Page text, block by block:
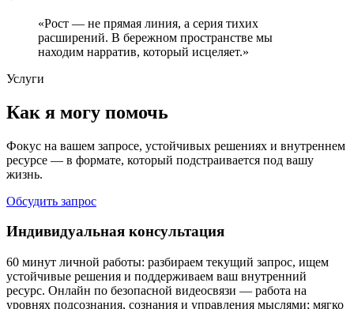
«Рост — не прямая линия, а серия тихих
расширений. В бережном пространстве мы
находим нарратив, который исцеляет.»
Услуги
Как я могу помочь
Фокус на вашем запросе, устойчивых решениях и внутреннем
ресурсе — в формате, который подстраивается под вашу
жизнь.
Обсудить запрос
Индивидуальная консультация
60 минут личной работы: разбираем текущий запрос, ищем
устойчивые решения и поддерживаем ваш внутренний
ресурс. Онлайн по безопасной видеосвязи — работа на
уровнях подсознания, сознания и управления мыслями; мягко